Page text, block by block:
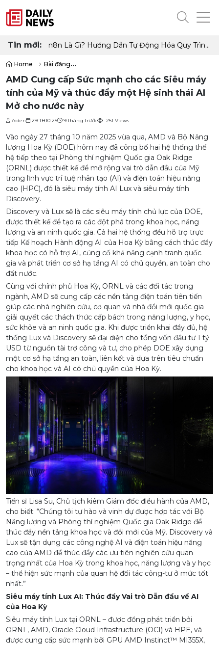
Tin mới:
n8n Là Gì? Hướng Dẫn Tự Động Hóa Quy Trình
Home
Bài đăng
AMD Cung cấp Sức mạnh cho các Siêu máy tính của Mỹ và thúc
AMD Cung cấp Sức mạnh cho các Siêu máy
tính của Mỹ và thúc đẩy một Hệ sinh thái AI
Mở cho nước này
Aiden 29 TH10 25 9 tháng trước 251 Views
Vào ngày 27 tháng 10 năm 2025 vừa qua, AMD và Bộ Năng
lượng Hoa Kỳ (DOE) hôm nay đã công bố hai hệ thống thế
hệ tiếp theo tại Phòng thí nghiệm Quốc gia Oak Ridge
(ORNL) được thiết kế để mở rộng vai trò dẫn đầu của Mỹ
trong lĩnh vực trí tuệ nhân tạo (AI) và điện toán hiệu năng
cao (HPC), đó là siêu máy tính AI Lux và siêu máy tính
Discovery.
Discovery và Lux sẽ là các siêu máy tính chủ lực của DOE,
được thiết kế để tạo ra các đột phá trong khoa học, năng
lượng và an ninh quốc gia. Cả hai hệ thống đều hỗ trợ trực
tiếp Kế hoạch Hành động AI của Hoa Kỳ bằng cách thúc đẩy
khoa học có hỗ trợ AI, củng cố khả năng cạnh tranh quốc
gia và phát triển cơ sở hạ tầng AI có chủ quyền, an toàn cho
đất nước.
Cùng với chính phủ Hoa Kỳ, ORNL và các đối tác trong
ngành, AMD sẽ cung cấp các nền tảng điện toán tiên tiến
giúp các nhà nghiên cứu, cơ quan và nhà đổi mới quốc gia
giải quyết các thách thức cấp bách trong năng lượng, y học,
sức khỏe và an ninh quốc gia. Khi được triển khai đầy đủ, hệ
thống Lux và Discovery sẽ đại diện cho tổng vốn đầu tư 1 tỷ
USD từ nguồn tài trợ công và tư, cho phép DOE xây dựng
một cơ sở hạ tầng an toàn, liên kết và dựa trên tiêu chuẩn
cho khoa học và AI có chủ quyền của Hoa Kỳ.
Tiến sĩ Lisa Su, Chủ tịch kiêm Giám đốc điều hành của AMD,
cho biết: “Chúng tôi tự hào và vinh dự được hợp tác với Bộ
Năng lượng và Phòng thí nghiệm Quốc gia Oak Ridge để
thúc đẩy nền tảng khoa học và đổi mới của Mỹ. Discovery và
Lux sẽ tận dụng các công nghệ AI và điện toán hiệu năng
cao của AMD để thúc đẩy các ưu tiên nghiên cứu quan
trọng nhất của Hoa Kỳ trong khoa học, năng lượng và y học
– thể hiện sức mạnh của quan hệ đối tác công-tư ở mức tốt
nhất.”
Siêu máy tính Lux AI: Thúc đẩy Vai trò Dẫn đầu về AI
của Hoa Kỳ
Siêu máy tính Lux tại ORNL – được đồng phát triển bởi
ORNL, AMD, Oracle Cloud Infrastructure (OCI) và HPE, và
được cung cấp sức mạnh bởi GPU AMD Instinct™ MI355X,